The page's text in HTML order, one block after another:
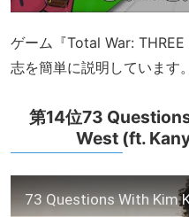
ゲーム『Total War:
志を簡単に説明しています。
第14位73
West (ft.